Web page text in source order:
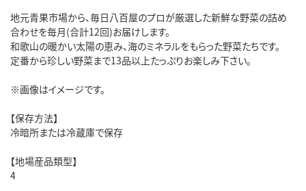
地元青果市場から、毎日八百屋のプロが厳選した新鮮な野菜の詰め
合わせを毎月(合計12回)お届けします。
和歌山の暖かい太陽の恵み、海のミネラルをもらった野菜たちです。
定番から珍しい野菜まで13品以上たっぷりお楽しみ下さい。
※画像はイメージです。
【保存方法】
冷暗所または冷蔵庫で保存
【地場産品類型】
4